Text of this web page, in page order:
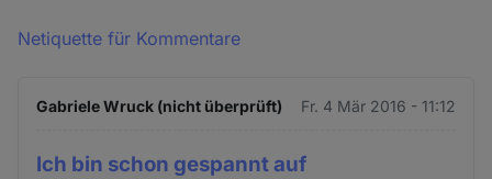
Netiquette für Kommentare
Gabriele Wruck (nicht überprüft) Fr. 4 Mär 2016 - 11:12
Ich bin schon gespannt auf